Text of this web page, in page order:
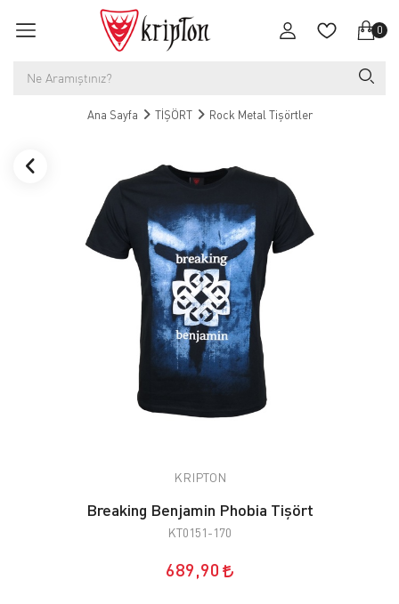
0
Ana Sayfa TİŞÖRT Rock Metal Tişörtler
KRIPTON
Breaking Benjamin Phobia Tişört
KT0151-170
689,90